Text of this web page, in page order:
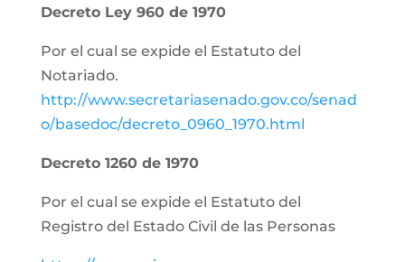
Decreto Ley 960 de 1970
Por el cual se expide el Estatuto del
Notariado.
http://www.secretariasenado.gov.co/senad
o/basedoc/decreto_0960_1970.html
Decreto 1260 de 1970
Por el cual se expide el Estatuto del
Registro del Estado Civil de las Personas